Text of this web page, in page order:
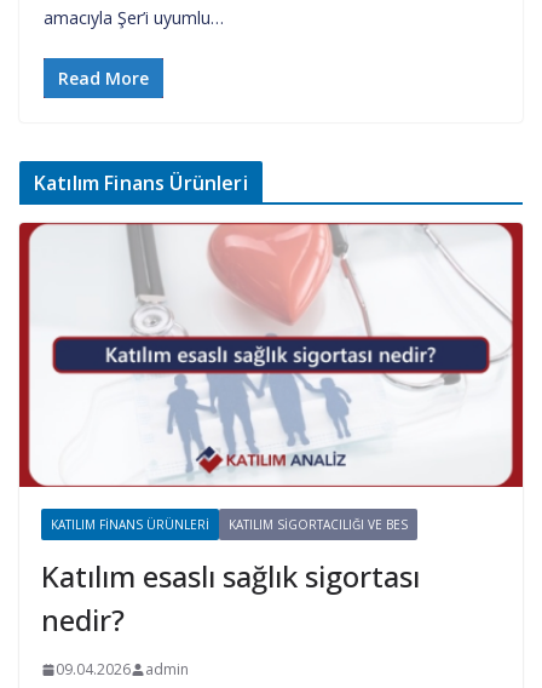
amacıyla Şer’i uyumlu…
Read More
Katılım Finans Ürünleri
KATILIM FINANS ÜRÜNLERI KATILIM SIGORTACILIĞI VE BES
Katılım esaslı sağlık sigortası
nedir?
09.04.2026 admin